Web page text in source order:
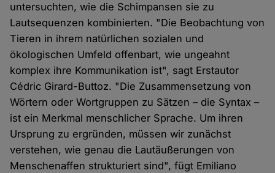
untersuchten, wie die Schimpansen sie zu
Lautsequenzen kombinierten. "Die Beobachtung von
Tieren in ihrem natürlichen sozialen und
ökologischen Umfeld offenbart, wie ungeahnt
komplex ihre Kommunikation ist", sagt Erstautor
Cédric Girard-Buttoz. "Die Zusammensetzung von
Wörtern oder Wortgruppen zu Sätzen – die Syntax –
ist ein Merkmal menschlicher Sprache. Um ihren
Ursprung zu ergründen, müssen wir zunächst
verstehen, wie genau die Lautäußerungen von
Menschenaffen strukturiert sind", fügt Emiliano